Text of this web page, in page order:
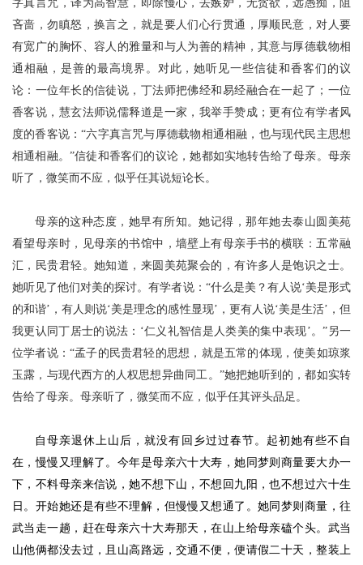
字真言咒，译为高智慧，即除慢心，去嫉妒，无贪欲，远愚痴，阻
吝啬，勿瞋怒，换言之，就是要人们心行贯通，厚顺民意，对人要
有宽广的胸怀、容人的雅量和与人为善的精神，其意与厚德载物相
通相融，是善的最高境界。对此，她听见一些信徒和香客们的议
论：一位年长的信徒说，丁法师把佛经和易经融合在一起了；一位
香客说，慧玄法师说儒释道是一家，我举手赞成；更有位有学者风
度的香客说：“六字真言咒与厚德载物相通相融，也与现代民主思想
相通相融。”信徒和香客们的议论，她都如实地转告给了母亲。母亲
听了 ，微笑而不应，似乎任其说短论长。
母亲的这种态度，她早有所知。她记得，那年她去泰山圆美苑
看望母亲时，见母亲的书馆中，墙壁上有母亲手书的横联：五常融
汇，民贵君轻。她知道，来圆美苑聚会的，有许多人是饱识之士。
她听见了他们对美的探讨。有学者说： “什么是美？有人说‘美是形式
的和谐’，有人则说‘美是理念的感性显现’，更有人说‘美是生活’，但
我更认同丁居士的说法：‘仁义礼智信是人类美的集中表现’。”另一
位学者说：“孟子的民贵君轻的思想，就是五常的体现，使美如琼浆
玉露 ，与现代西方的人权思想异曲同工。 ”她把她听到的，都如实转
告给了母亲。母亲听了，微笑而不应，似乎任其评头品足。
自母亲退休上山后，就没有回乡过过春节。起初她有些不自
在，慢慢又理解了。今年是母亲六十大寿，她同梦则商量要大办一
下，不料母亲来信说，她不想下山，不想回九阳，也不想过六十生
日。开始她还是有些不理解，但慢慢又想通了。她同梦则商量，往
武当走一趟，赶在母亲六十大寿那天，在山上给母亲磕个头。武当
山他俩都没去过，且山高路远，交通不便，便请假二十天，整装上